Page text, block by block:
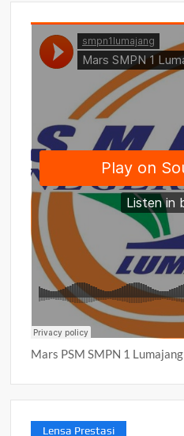
Mars PSM SMPN 1 Lumajang
Lensa Prestasi